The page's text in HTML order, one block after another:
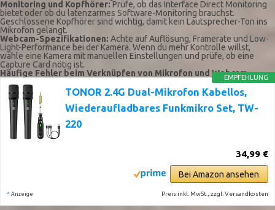
Monitoring und Kopfhörer: Prüfe, ob das Interface Direct Monitoring
bietet oder ob du latenzarmes Software-Monitoring brauchst.
Geschlossene Kopfhörer sind wichtig, damit kein Lautsprecher-Ton ins
Mikrofon gelangt.
Webcam-Spezifikationen: Achte auf Auflösung, Framerate und Low-
Light-Performance bei der Kamera. Wenn du mehr Kontrolle willst,
wähle eine Kamera mit manuellen Einstellungen und prüfe, ob eine
Capture Card nötig ist.
Häufige Fehler beim Verknüpfen von Mikrofon und Webcam
EMPFEHLUNG
TONOR 2.4G Dual-Mikrofon Kabellos,
Wiederaufladbares Funkmikro Set, TW-
220
34,99 €
Bei Amazon ansehen
* Anzeige Preis inkl. MwSt., zzgl. Versandkosten